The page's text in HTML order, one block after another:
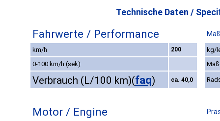
Technische Daten /
Fahrwerte / Performance
km/h 200
kg/
0-100 km/h (sek)
Verbrauch (L/100 km)(faq) ca. 40,0
Motor / Engine